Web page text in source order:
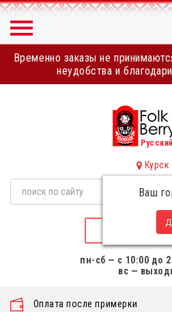
Временно заказы не
неудобства и
Курск
Ваш
НАПИСАТЬ
пн-сб — с 10:00 до
вс —
Оплата после примерки